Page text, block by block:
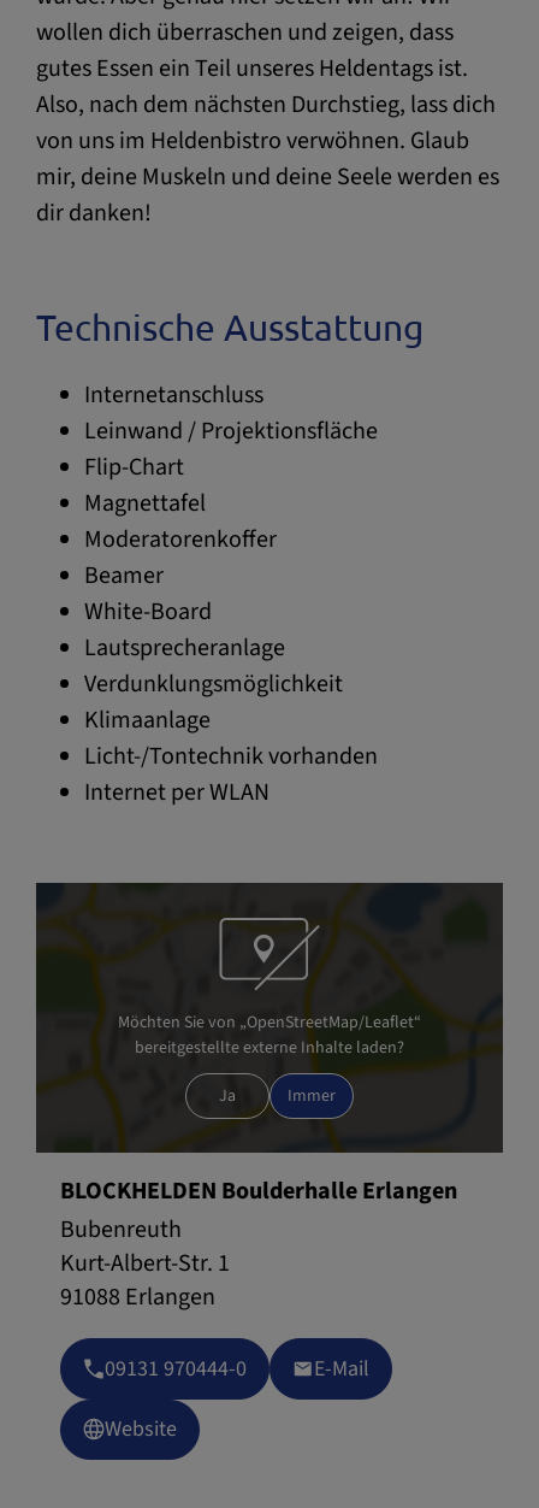
wollen dich überraschen und zeigen, dass
gutes Essen ein Teil unseres Heldentags ist.
Also, nach dem nächsten Durchstieg, lass dich
von uns im Heldenbistro verwöhnen. Glaub
mir, deine Muskeln und deine Seele werden es
dir danken!
Technische Ausstattung
Internetanschluss
Leinwand / Projektionsfläche
Flip-Chart
Magnettafel
Moderatorenkoffer
Beamer
White-Board
Lautsprecheranlage
Verdunklungsmöglichkeit
Klimaanlage
Licht-/Tontechnik vorhanden
Internet per WLAN
Möchten Sie von „OpenStreetMap/Leaflet“
bereitgestellte externe Inhalte laden?
Ja
Immer
BLOCKHELDEN Boulderhalle Erlangen
Bubenreuth
Kurt-Albert-Str. 1
91088 Erlangen
09131 970444-0 E-Mail
Website